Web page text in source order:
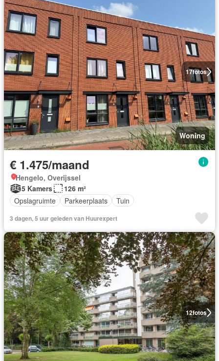
17fotos
Woning
€ 1.475/maand
Hengelo, Overijssel
5 Kamers
126 m²
Opslagruimte
Parkeerplaats Tuin
3 dagen, 5 uur geleden van Huurexpert
12fotos